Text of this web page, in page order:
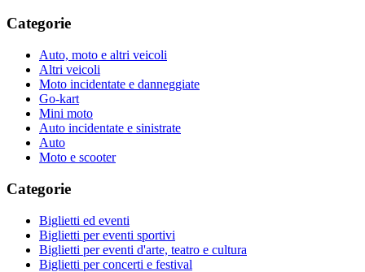
Categorie
Auto, moto e altri veicoli
Altri veicoli
Moto incidentate e danneggiate
Go-kart
Mini moto
Auto incidentate e sinistrate
Auto
Moto e scooter
Categorie
Biglietti ed eventi
Biglietti per eventi sportivi
Biglietti per eventi d'arte, teatro e cultura
Biglietti per concerti e festival